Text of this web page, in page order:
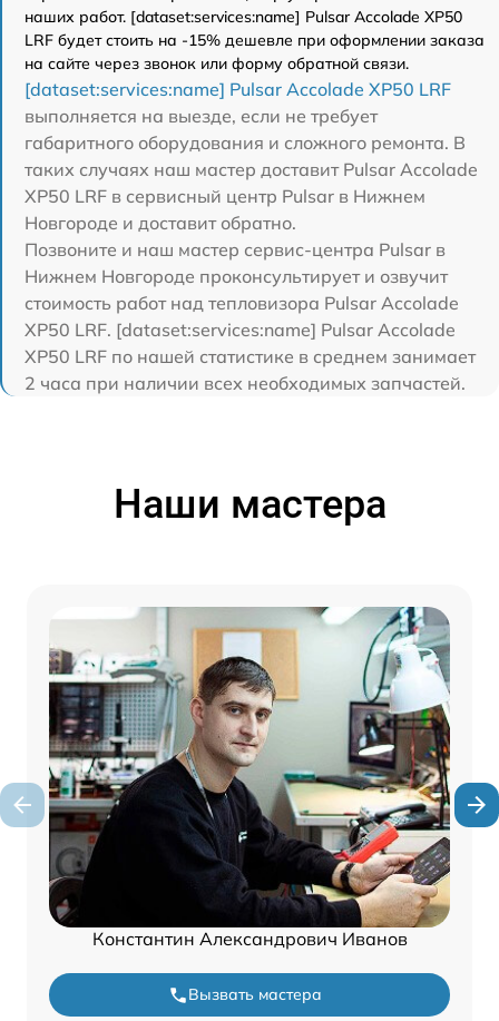
наших работ. [dataset:services:name] Pulsar Accolade XP50
LRF будет стоить на -15% дешевле при оформлении заказа
на сайте через звонок или форму обратной связи.
[dataset:services:name] Pulsar Accolade XP50 LRF
выполняется на выезде, если не требует
габаритного оборудования и сложного ремонта. В
таких случаях наш мастер доставит Pulsar Accolade
XP50 LRF в сервисный центр Pulsar в Нижнем
Новгороде и доставит обратно.
Позвоните и наш мастер сервис-центра Pulsar в
Нижнем Новгороде проконсультирует и озвучит
стоимость работ над тепловизора Pulsar Accolade
XP50 LRF. [dataset:services:name] Pulsar Accolade
XP50 LRF по нашей статистике в среднем занимает
2 часа при наличии всех необходимых запчастей.
Наши мастера
Константин Александрович Иванов
Вызвать мастера